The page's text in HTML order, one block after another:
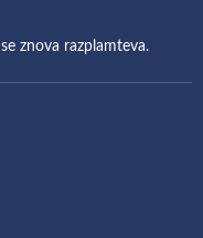
znova razplamteva.